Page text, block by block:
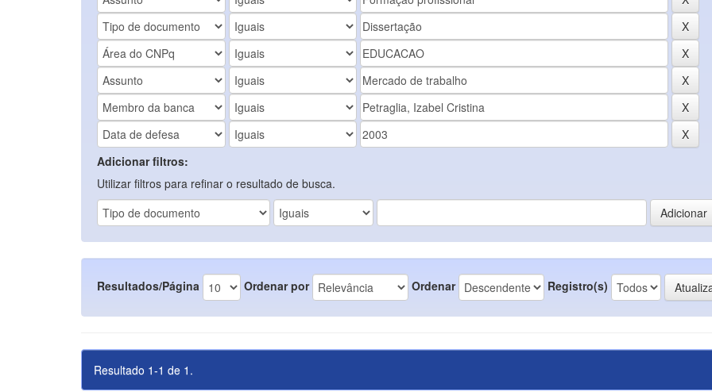
Adicionar filtros:
Utilizar filtros para refinar o resultado de busca.
Resultados/Página Ordenar por Ordenar Registro(s)
Resultado 1-1 de 1.